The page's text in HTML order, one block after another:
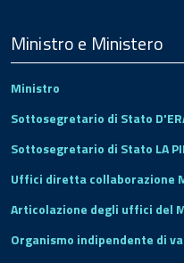
Footer
Ministro e Ministero
Ministro
Sottosegretario di Stato
Sottosegretario di Stato LA
Uffici diretta collaborazione
Articolazione degli uffici del
Organismo indipendente di